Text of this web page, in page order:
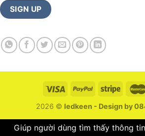
2026 © ledkeen - Design by
Giúp người dùng tìm thấy thông